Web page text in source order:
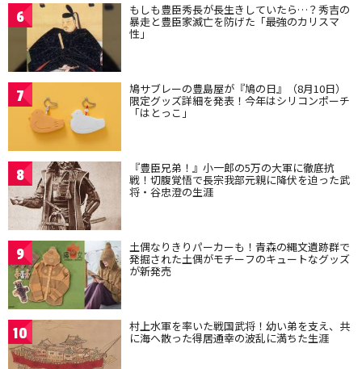
6 もしも豊臣秀長が長生きしていたら…？秀吉の
暴走と豊臣家滅亡を防げた「最強のカリスマ
性」
7 鳩サブレーの豊島屋が『鳩の日』（8月10日）
限定グッズ詳細を発表！今年はシリコンポーチ
「はとっこ」
8 『豊臣兄弟！』小一郎の5万の大軍に徹底抗
戦！切腹覚悟で長宗我部元親に降伏を迫った武
将・谷忠澄の生涯
9 土偶なりきりパーカーも！青森の縄文遺跡群で
発掘された土偶がモチーフのキュートなグッズ
が新発売
10 村上水軍を率いた戦国武将！幼い弟を支え、共
に海へ散った得居通幸の波乱に満ちた生涯